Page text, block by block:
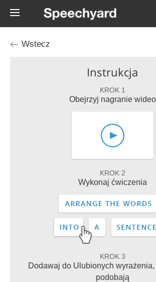
Wstecz
Instrukcja
KROK 1
Obejrzyj nagranie wideo
KROK 2
Wykonaj ćwiczenia
KROK 3
Dodawaj do Ulubionych
podobają